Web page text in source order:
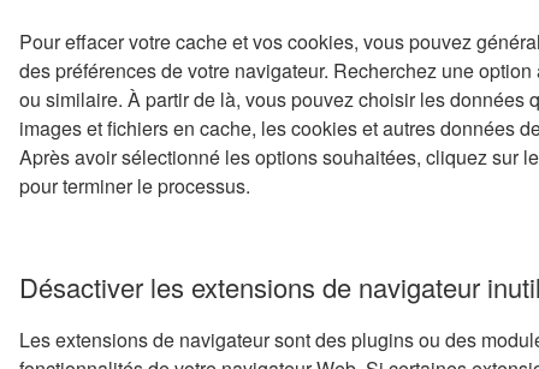
Pour effacer votre cache et vos cookies, vous pouvez
des préférences de votre navigateur. Recherchez une
ou similaire. À partir de là, vous pouvez choisir les données
images et fichiers en cache, les cookies et autres données
Après avoir sélectionné les options souhaitées, cliquez sur
pour terminer le processus.
Désactiver les extensions de navigateur
Les extensions de navigateur sont des plugins ou des